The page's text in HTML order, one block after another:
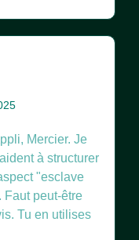
Mercier. Je
à structurer
"esclave
Faut peut-être
Tu en utilises